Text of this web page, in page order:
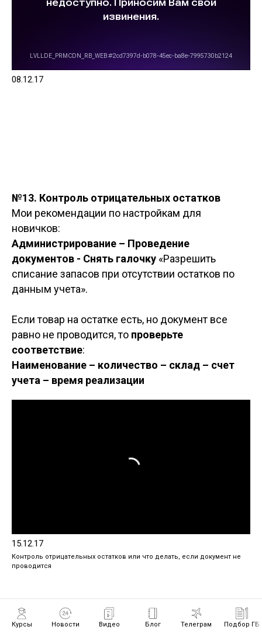
08.12.17
№13. Контроль отрицательных остатков
Мои рекомендации по настройкам для
новичков:
Администрирование – Проведение
документов - Снять галочку «Разрешить
списание запасов при отсутствии остатков по
данным учета».
Если товар на остатке есть, но документ все
равно не проводится, то проверьте
соответствие:
Наименование – количество – склад – счет
учета – время реализации
15.12.17
Контроль отрицательных остатков или что делать, если документ не
проводится
Курсы Новости Видео Блог Телеграм Подбор ГБ